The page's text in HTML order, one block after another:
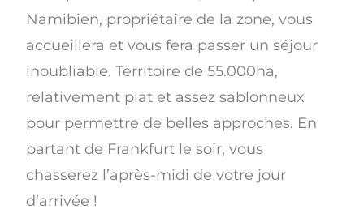
Namibien, propriétaire de la zone, vous
accueillera et vous fera passer un séjour
inoubliable. Territoire de 55.000ha,
relativement plat et assez sablonneux
pour permettre de belles approches. En
partant de Frankfurt le soir, vous
chasserez l’après-midi de votre jour
d’arrivée !